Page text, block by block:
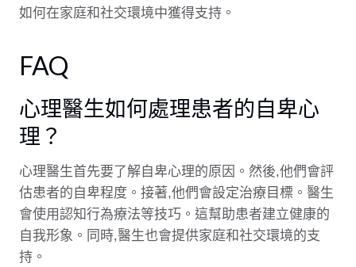
如何在家庭和社交環境中獲得支持。
FAQ
心理醫生如何處理患者的自卑心
理？
心理醫生首先要了解自卑心理的原因。然後,他們會評
估患者的自卑程度。接著,他們會設定治療目標。醫生
會使用認知行為療法等技巧。這幫助患者建立健康的
自我形象。同時,醫生也會提供家庭和社交環境的支
持。